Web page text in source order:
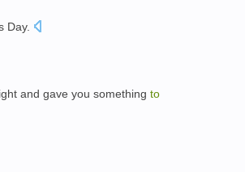
Day.
and gave you something to